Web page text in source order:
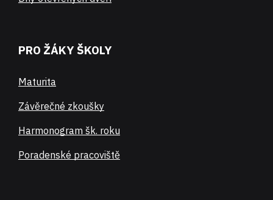
PRO ŽÁKY ŠKOLY
Maturita
Závěrečné zkoušky
Harmonogram šk. roku
Poradenské pracoviště